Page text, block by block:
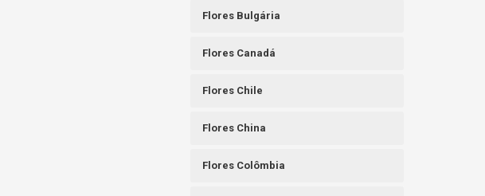
Flores Bulgária
Flores Canadá
Flores Chile
Flores China
Flores Colômbia